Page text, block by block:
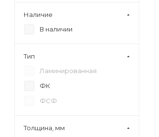
Наличие
В наличии
Тип
Ламинированная
ФК
ФСФ
Толщина, мм